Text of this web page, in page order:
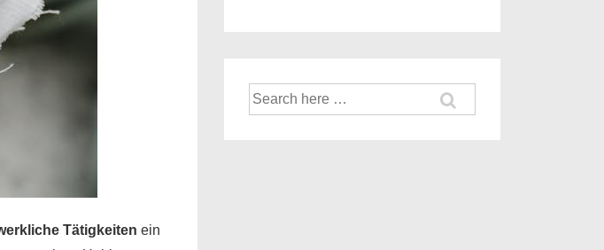
Tätigkeiten ein
Suche
nach: